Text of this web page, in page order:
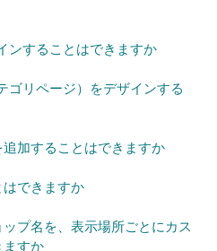
ンすることはできますか
ゴリページ）をデザインする
加することはできますか
できますか
プ名を、表示場所ごとにカス
ますか